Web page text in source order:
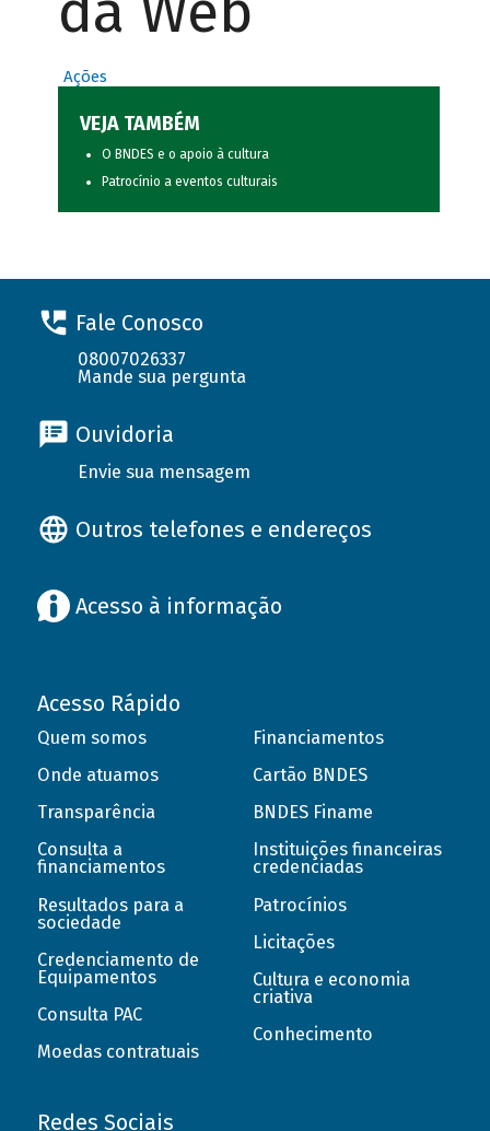
Ações
VEJA TAMBÉM
O BNDES e o apoio à cultura
Patrocínio a eventos culturais
Fale Conosco
08007026337
Mande sua pergunta
Ouvidoria
Envie sua mensagem
Outros telefones e endereços
Acesso à informação
Acesso Rápido
Quem somos
Onde atuamos
Transparência
Consulta a
financiamentos
Resultados para a
sociedade
Credenciamento de
Equipamentos
Consulta PAC
Moedas contratuais
Financiamentos
Cartão BNDES
BNDES Finame
Instituições financeiras
credenciadas
Patrocínios
Licitações
Cultura e economia
criativa
Conhecimento
Redes Sociais